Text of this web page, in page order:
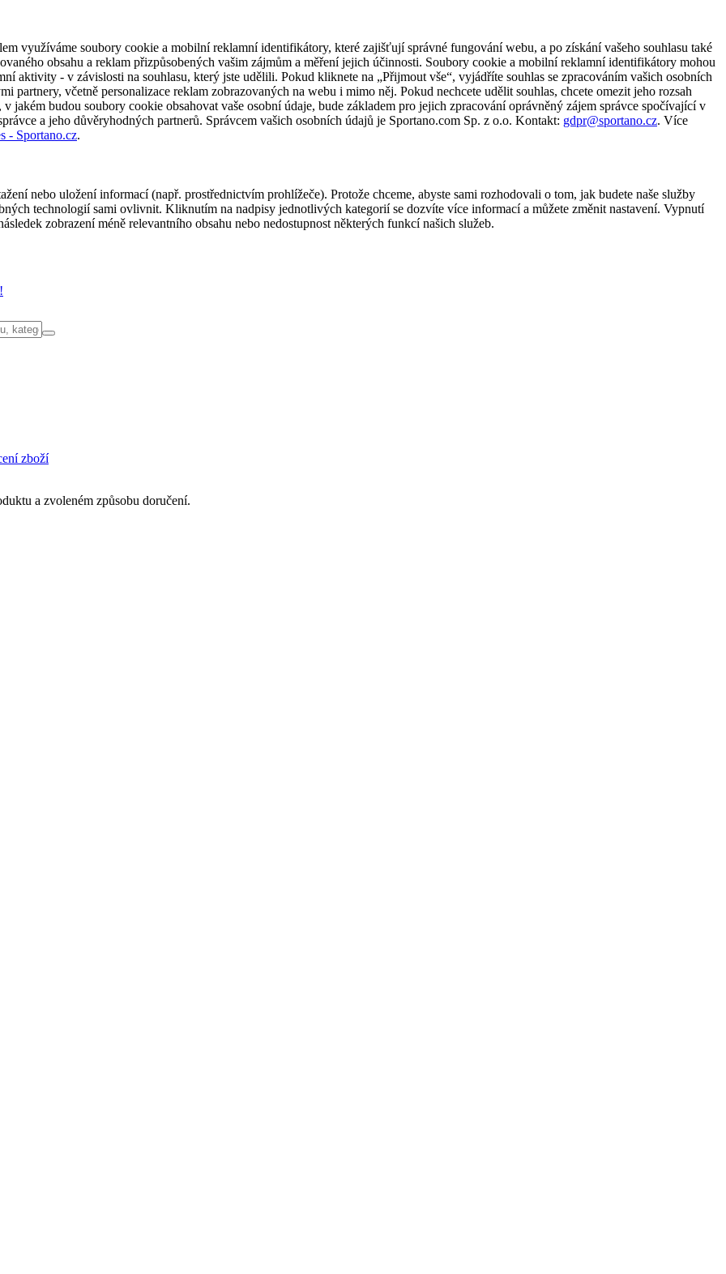
využíváme soubory cookie a mobilní reklamní identifikátory, které zajišťují správné fungování webu, a po získání vašeho souhlasu také
obsahu a reklam přizpůsobených vašim zájmům a měření jejich účinnosti. Soubory cookie a mobilní reklamní identifikátory mohou
aktivity - v závislosti na souhlasu, který jste udělili. Pokud kliknete na „Přijmout vše“, vyjádříte souhlas se zpracováním vašich osobních
včetně personalizace reklam zobrazovaných na webu i mimo něj. Pokud nechcete udělit souhlas, chcete omezit jeho rozsah
jakém budou soubory cookie obsahovat vaše osobní údaje, bude základem pro jejich zpracování oprávněný zájem správce spočívající v
a jeho důvěryhodných partnerů. Správcem vašich osobních údajů je Sportano.com Sp. z o.o. Kontakt: gdpr@sportano.cz. Více
- Sportano.cz.
nebo uložení informací (např. prostřednictvím prohlížeče). Protože chceme, abyste sami rozhodovali o tom, jak budete naše služby
technologií sami ovlivnit. Kliknutím na nadpisy jednotlivých kategorií se dozvíte více informací a můžete změnit nastavení. Vypnutí
zobrazení méně relevantního obsahu nebo nedostupnost některých funkcí našich služeb.
zboží
a zvoleném způsobu doručení.